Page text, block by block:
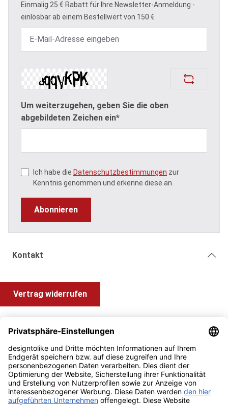
Einmalig 25 € Rabatt für Ihre Newsletter-Anmeldung -
einlösbar ab einem Bestellwert von 150 €
Um weiterzugehen, geben Sie die oben
abgebildeten Zeichen ein*
Ich habe die Datenschutzbestimmungen zur
Kenntnis genommen und erkenne diese an.
Abonnieren
Kontakt
Vertrag widerrufen
Information und Impressum
Zahlung & Versand